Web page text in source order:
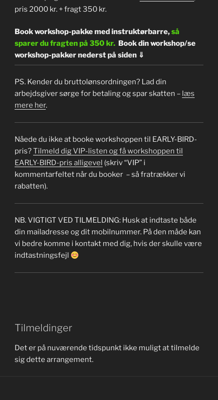
pris 2000 kr. + fragt 350 kr.
Book workshop-pakke med instruktørbarre,så
sparer du fragten på 350 kr. Book din workshop/se
workshop-pakker nederst på siden ⇓
PS. Kender du bruttolønsordningen? Lad din
arbejdsgiver sørge for betaling og spar skatten – læs
mere her.
Nåede du ikke at booke workshoppen til EARLY-BIRD-
pris?Tilmeld dig VIP-listen og få workshoppen til
EARLY-BIRD-pris alligevel (skriv “VIP” i
kommentarfeltet når du booker – så fratrækker vi
rabatten).
NB. VIGTIGT VED TILMELDING: Husk at indtaste både
din mailadresse og dit mobilnummer. På den måde kan
vi bedre komme i kontakt med dig, hvis der skulle være
indtastningsfejl
Tilmeldinger
Det er på nuværende tidspunkt ikke muligt at tilmelde
sig dette arrangement.